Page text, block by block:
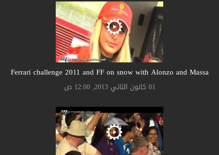
Ferrari challenge 2011 and FF on snow with Alonzo and Massa
01 كانون الثاني 2013, 12:00 ص